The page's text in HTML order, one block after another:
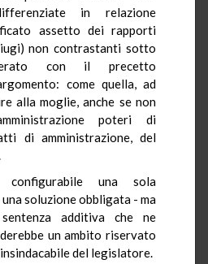
in relazione
assetto dei rapporti
non contrastanti sotto
con il precetto
come quella, ad
alla moglie, anche se non
poteri di
di amministrazione, del
configurabile una sola
soluzione obbligata - ma
additiva che ne
un ambito riservato
del legislatore.